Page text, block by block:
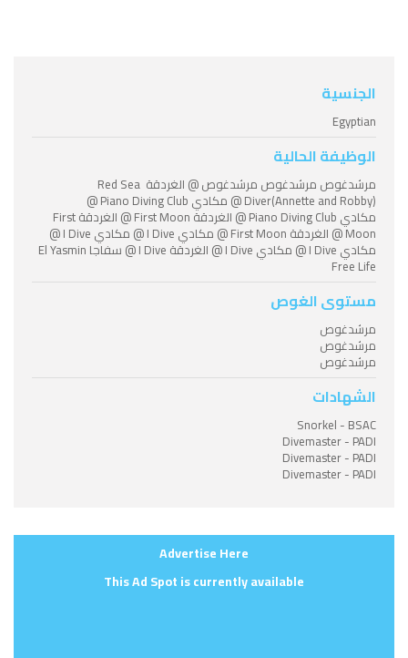
الجنسية
Egyptian
الوظيفة الحالية
مرشدغوص مرشدغوص مرشدغوص @ الغردقة Red Sea
Diver(Annette and Robby) @ مكادي Piano Diving Club @
مكادي Piano Diving Club @ الغردقة First Moon @ الغردقة First
Moon @ الغردقة First Moon @ مكادي I Dive @ مكادي I Dive @
مكادي I Dive @ مكادي I Dive @ الغردقة I Dive @ سفاجا El Yasmin
Free Life
مستوى الغوص
مرشدغوص
مرشدغوص
مرشدغوص
الشهادات
Snorkel - BSAC
Divemaster - PADI
Divemaster - PADI
Divemaster - PADI
Advertise Here
This Ad Spot is currently available